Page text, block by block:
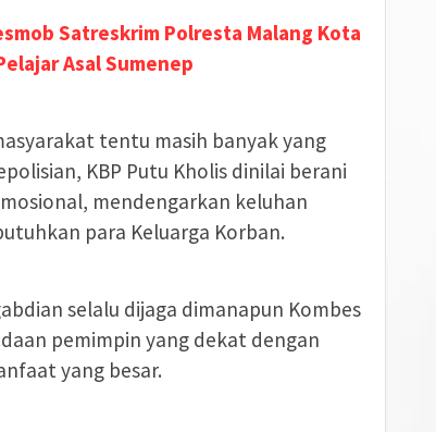
Satreskrim Polresta Malang Kota
Asal Sumenep
tentu masih banyak yang
KBP Putu Kholis dinilai berani
mendengarkan keluhan
para Keluarga Korban.
selalu dijaga dimanapun Kombes
pemimpin yang dekat dengan
yang besar.